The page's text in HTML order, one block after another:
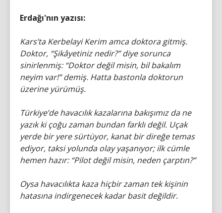
Erdağı'nın yazısı:
Kars’ta Kerbelayi Kerim amca doktora gitmiş.
Doktor, “Şikâyetiniz nedir?” diye sorunca
sinirlenmiş: “Doktor değil misin, bil bakalım
neyim var!” demiş. Hatta bastonla doktorun
üzerine yürümüş.
Türkiye’de havacılık kazalarına bakışımız da ne
yazık ki çoğu zaman bundan farklı değil. Uçak
yerde bir yere sürtüyor, kanat bir direğe temas
ediyor, taksi yolunda olay yaşanıyor; ilk cümle
hemen hazır: “Pilot değil misin, neden çarptın?”
Oysa havacılıkta kaza hiçbir zaman tek kişinin
hatasına indirgenecek kadar basit değildir.